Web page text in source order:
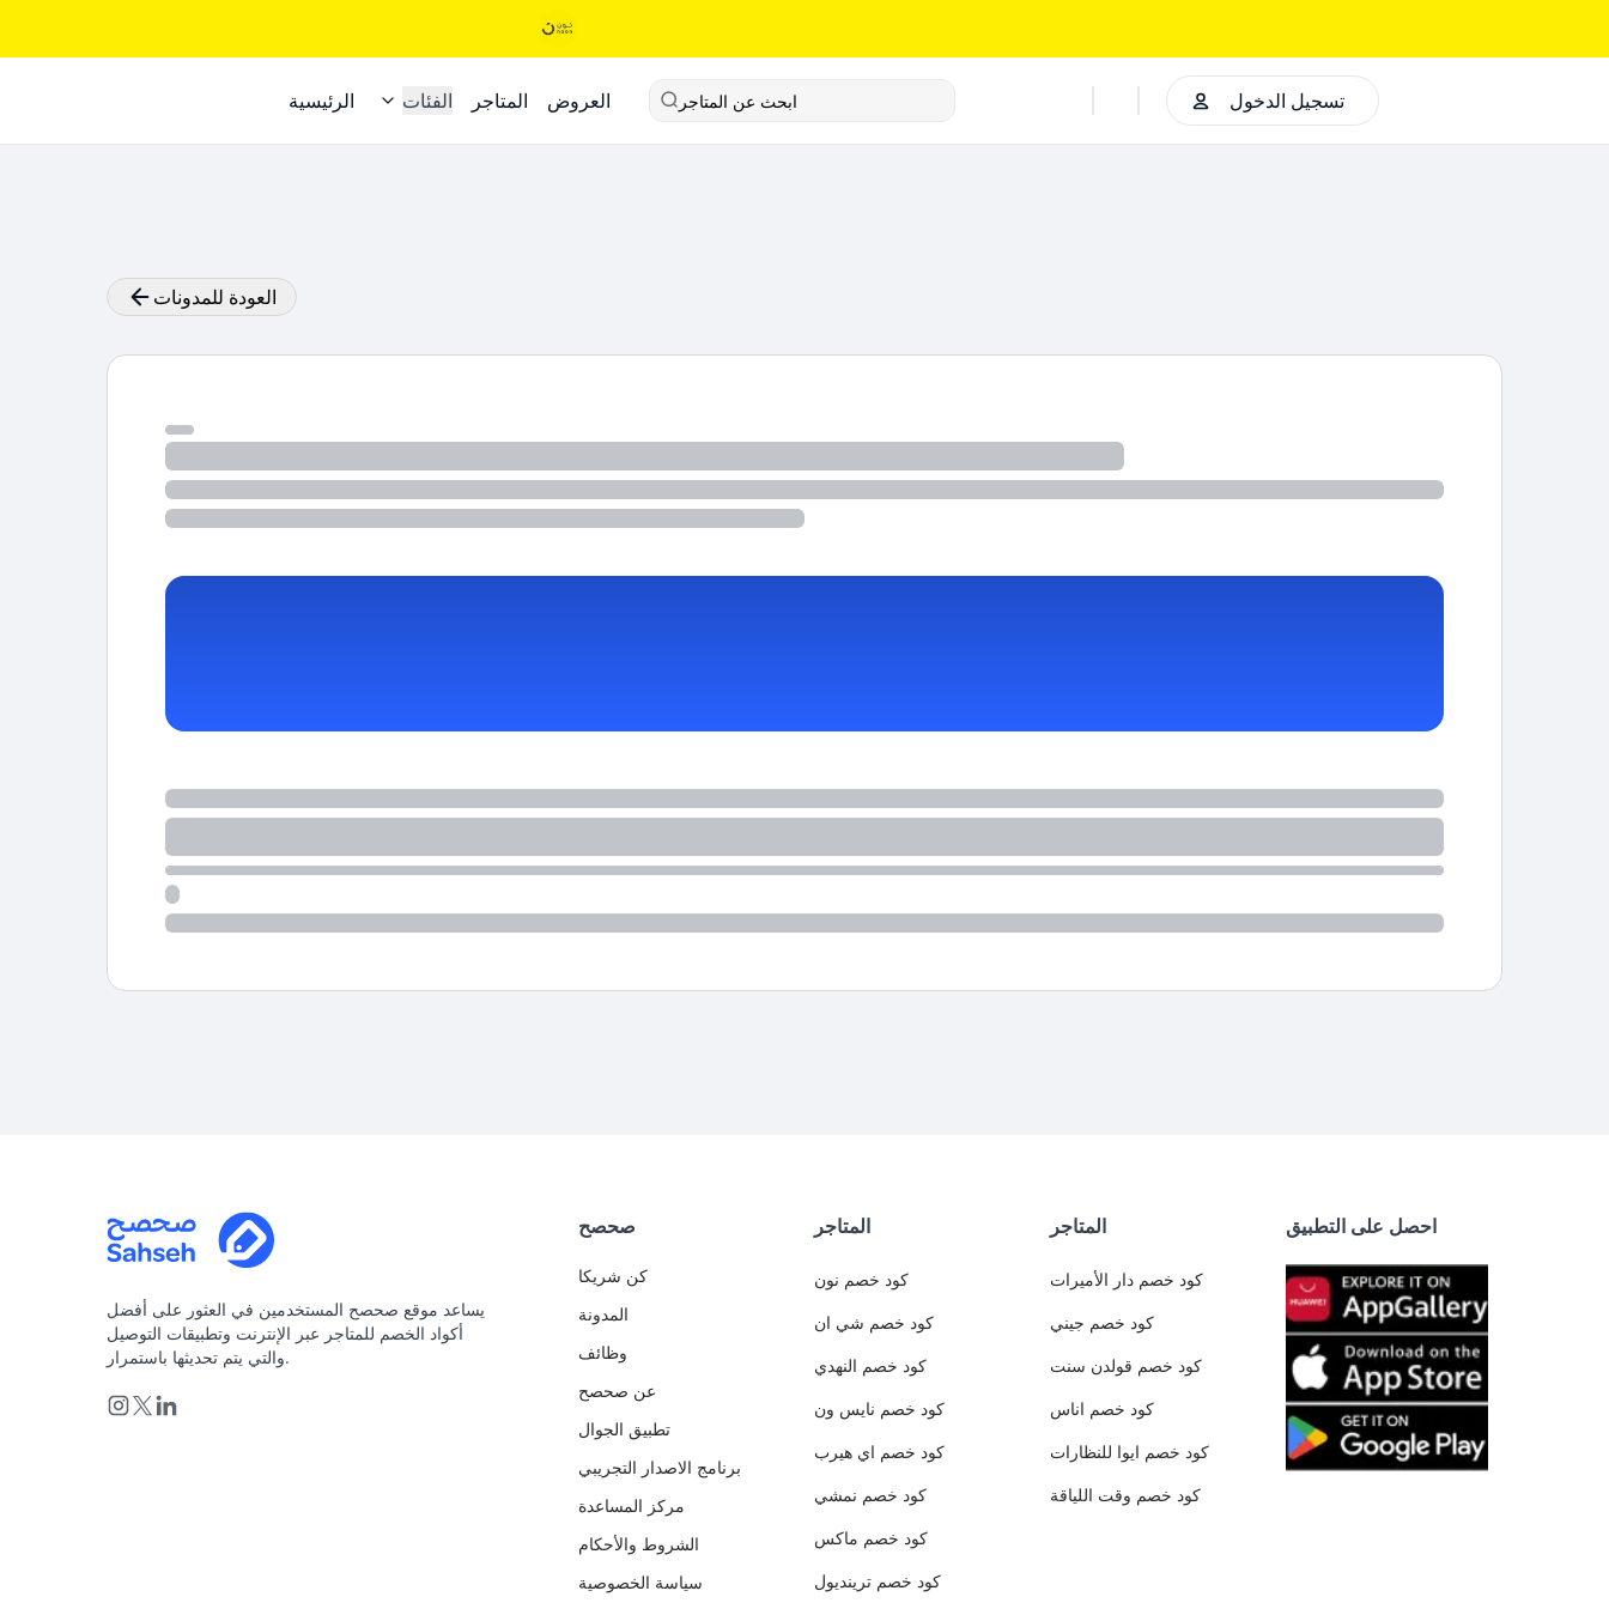
الرئيسية الفئات المتاجر العروض ابحث عن المتاجر تسجيل الدخول
العودة للمدونات
يساعد موقع صحصح المستخدمين في العثور على أفضل
أكواد الخصم للمتاجر عبر الإنترنت وتطبيقات التوصيل
والتي يتم تحديثها باستمرار.
صحصح
كن شريكا
المدونة
وظائف
عن صحصح
تطبيق الجوال
برنامج الاصدار التجريبي
مركز المساعدة
الشروط والأحكام
سياسة الخصوصية
المتاجر
كود خصم نون
كود خصم شي ان
كود خصم النهدي
كود خصم نايس ون
كود خصم اي هيرب
كود خصم نمشي
كود خصم ماكس
كود خصم ترينديول
المتاجر
كود خصم دار الأميرات
كود خصم جيني
كود خصم قولدن سنت
كود خصم اناس
كود خصم ايوا للنظارات
كود خصم وقت اللياقة
احصل على التطبيق